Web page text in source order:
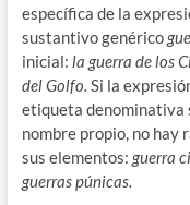
específica de la
sustantivo genérico
inicial: la guerra de los
del Golfo. Si la
etiqueta denominativa
nombre propio, no hay
sus elementos: guerra
guerras púnicas.